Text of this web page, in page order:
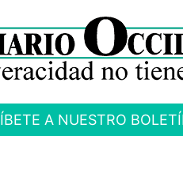
A NUESTRO